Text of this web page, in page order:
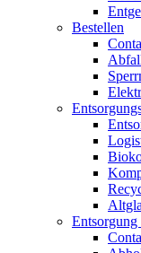
Bestellen
Entsorgung